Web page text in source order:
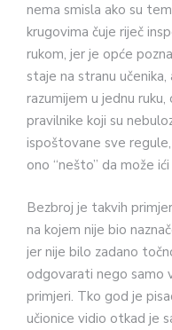
nema smisla ako su
krugovima čuje riječ
rukom, jer je opće
staje na stranu učenika,
razumijem u jednu
pravilnike koji su
ispoštovane sve
ono “nešto” da može
Bezbroj je takvih
na kojem nije bio
jer nije bilo zadano
odgovarati nego samo
primjeri. Tko god je
učionice vidio otkad je